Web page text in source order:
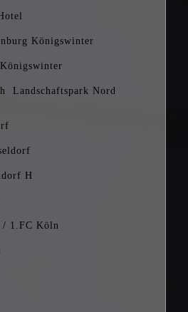
Königswinter
Landschaftspark Nord
H
/ 1.FC Köln